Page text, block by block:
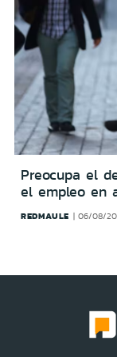
Preocupa el
el empleo en
REDMAULE 06/08/